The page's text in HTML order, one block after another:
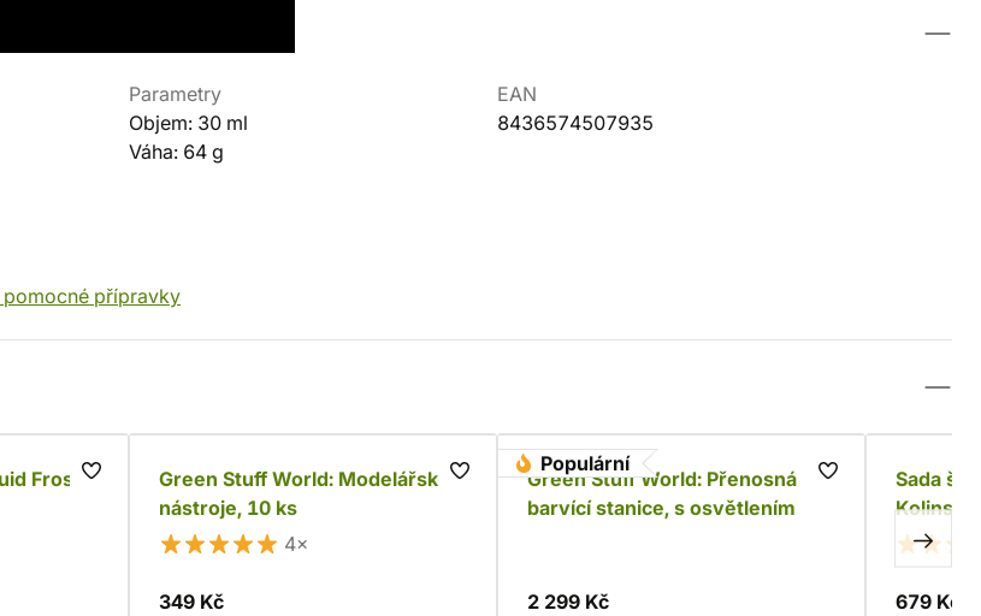
Parametry
Objem: 30 ml
Váha: 64 g
EAN
8436574507935
pomocné přípravky
Frost
Green Stuff World: Modelářské
nástroje, 10 ks
4×
349 Kč
Populární
Green Stuff World: Přenosná
barvící stanice, s osvětlením
2 299 Kč
Sada
Series
679 Kč